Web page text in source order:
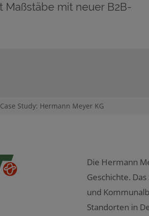
Maßstäbe mit neuer B2B-
Case Study: Hermann Meyer KG
Die Hermann
Geschichte.
und
Standorten in